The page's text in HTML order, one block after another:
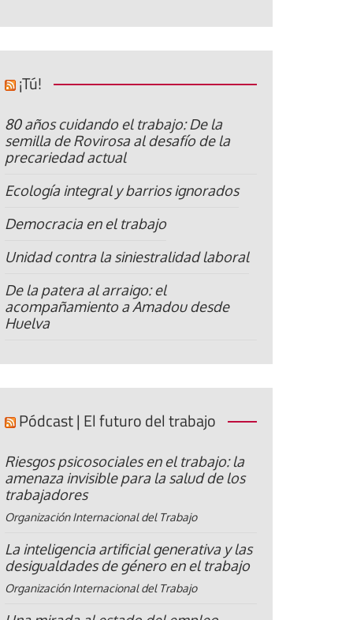
¡Tú!
80 años cuidando el trabajo: De la
semilla de Rovirosa al desafío de la
precariedad actual
Ecología integral y barrios ignorados
Democracia en el trabajo
Unidad contra la siniestralidad laboral
De la patera al arraigo: el
acompañamiento a Amadou desde
Huelva
Pódcast | El futuro del trabajo
Riesgos psicosociales en el trabajo: la
amenaza invisible para la salud de los
trabajadores
Organización Internacional del Trabajo
La inteligencia artificial generativa y las
desigualdades de género en el trabajo
Organización Internacional del Trabajo